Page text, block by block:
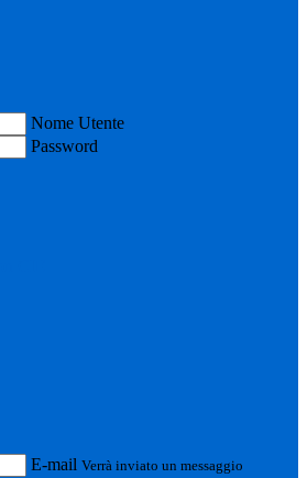
Nome Utente
Password
E-mail Verrà inviato un messaggio